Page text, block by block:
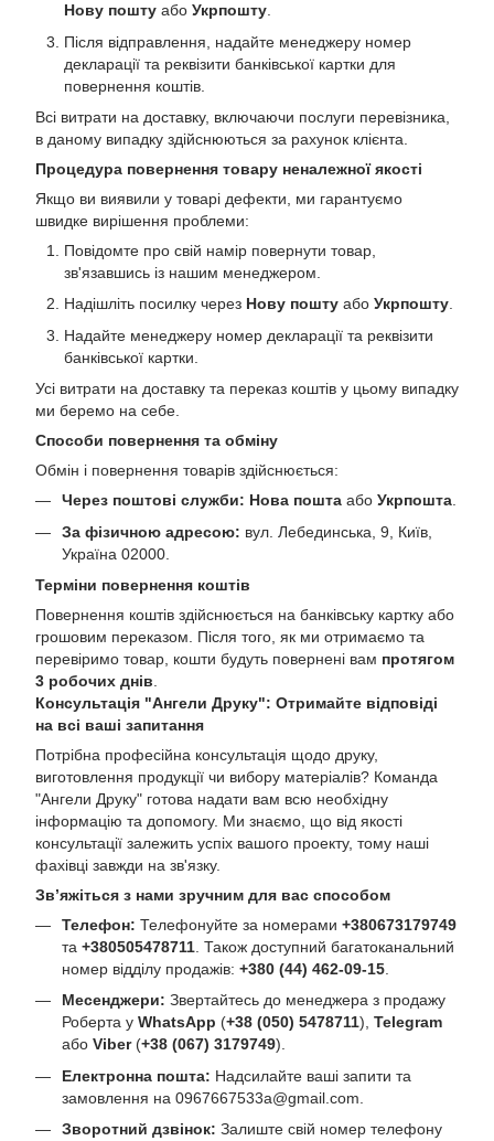
Нову пошту або Укрпошту
Після відправлення, надайте менеджеру номер
декларації та реквізити банківської картки для
повернення коштів.
Всі витрати на доставку, включаючи послуги перевізника,
в даному випадку здійснюються за рахунок клієнта.
Процедура повернення товару неналежної якості
Якщо ви виявили у товарі дефекти, ми гарантуємо
швидке вирішення проблеми:
Повідомте про свій намір повернути товар,
зв'язавшись із нашим менеджером.
Надішліть посилку через Нову пошту або Укрпошту.
Надайте менеджеру номер декларації та реквізити
банківської картки.
Усі витрати на доставку та переказ коштів у цьому випадку
ми беремо на себе.
Способи повернення та обміну
Обмін і повернення товарів здійснюється:
Через поштові служби: Нова пошта або Укрпошта
За фізичною адресою: вул. Лебединська, 9, Київ,
Україна 02000.
Терміни повернення коштів
Повернення коштів здійснюється на банківську картку або
грошовим переказом. Після того, як ми отримаємо та
перевіримо товар, кошти будуть повернені вам протягом
3 робочих днів
Консультація "Ангели Друку": Отримайте відповіді
на всі ваші запитання
Потрібна професійна консультація щодо друку,
виготовлення продукції чи вибору матеріалів? Команда
"Ангели Друку" готова надати вам всю необхідну
інформацію та допомогу. Ми знаємо, що від якості
консультації залежить успіх вашого проекту, тому наші
фахівці завжди на зв'язку.
Зв’яжіться з нами зручним для вас способом
Телефон: Телефонуйте за номерами +380673179749
та +380505478711 . Також доступний багатоканальний
номер відділу продажів: +380 (44) 462-09-15
Месенджери: Звертайтесь до менеджера з продажу
Роберта у WhatsApp (+38 (050) 5478711), Telegram
або Viber(+38 (067) 3179749).
Електронна пошта: Надсилайте ваші запити та
замовлення на 0967667533a@gmail.com
Зворотний дзвінок: Залиште свій номер телефону